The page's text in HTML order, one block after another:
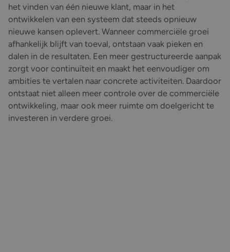
het vinden van één nieuwe klant, maar in het
ontwikkelen van een systeem dat steeds opnieuw
nieuwe kansen oplevert. Wanneer commerciële groei
afhankelijk blijft van toeval, ontstaan vaak pieken en
dalen in de resultaten. Een meer gestructureerde aanpak
zorgt voor continuïteit en maakt het eenvoudiger om
ambities te vertalen naar concrete activiteiten. Daardoor
ontstaat niet alleen meer controle over de commerciële
ontwikkeling, maar ook meer ruimte om doelgericht te
investeren in verdere groei.